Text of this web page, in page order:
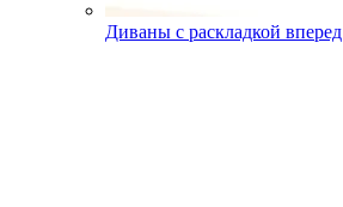
Диваны с раскладкой вперед